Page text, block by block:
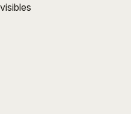
visibles